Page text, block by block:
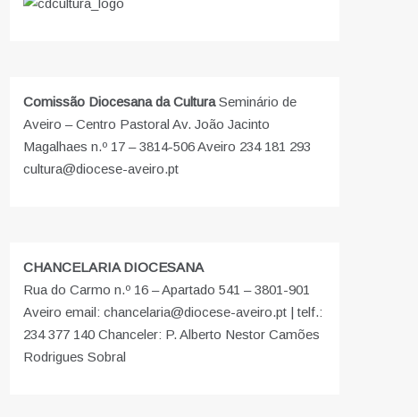
Comissão Diocesana da CulturaSeminário de
Aveiro – Centro Pastoral Av. João Jacinto
Magalhaes n.º 17 – 3814-506 Aveiro 234 181 293
cultura@diocese-aveiro.pt
CHANCELARIA DIOCESANA
Rua do Carmo n.º 16 – Apartado 541 – 3801-901
Aveiro email: chancelaria@diocese-aveiro.pt | telf.:
234 377 140 Chanceler: P. Alberto Nestor Camões
Rodrigues Sobral